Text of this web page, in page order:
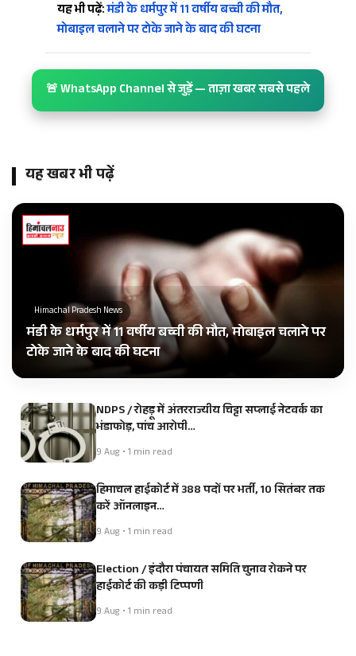
यह भी पढ़ें:मंडी के धर्मपुर में 11 वर्षीय बच्ची की मौत,
मोबाइल चलाने पर टोके जाने के बाद की घटना
🚨 WhatsApp Channel से जुड़ें — ताज़ा खबर सबसे पहले
यह खबर भी पढ़ें
Himachal Pradesh News
मंडी के धर्मपुर में 11 वर्षीय बच्ची की मौत, मोबाइल चलाने पर
टोके जाने के बाद की घटना
NDPS / रोहड़ू में अंतरराज्यीय चिट्टा सप्लाई नेटवर्क का
भंडाफोड़, पांच आरोपी…
9 Aug • 1 min read
हिमाचल हाईकोर्ट में 388 पदों पर भर्ती, 10 सितंबर तक
करें ऑनलाइन…
9 Aug • 1 min read
Election / इंदौरा पंचायत समिति चुनाव रोकने पर
हाईकोर्ट की कड़ी टिप्पणी
9 Aug • 1 min read